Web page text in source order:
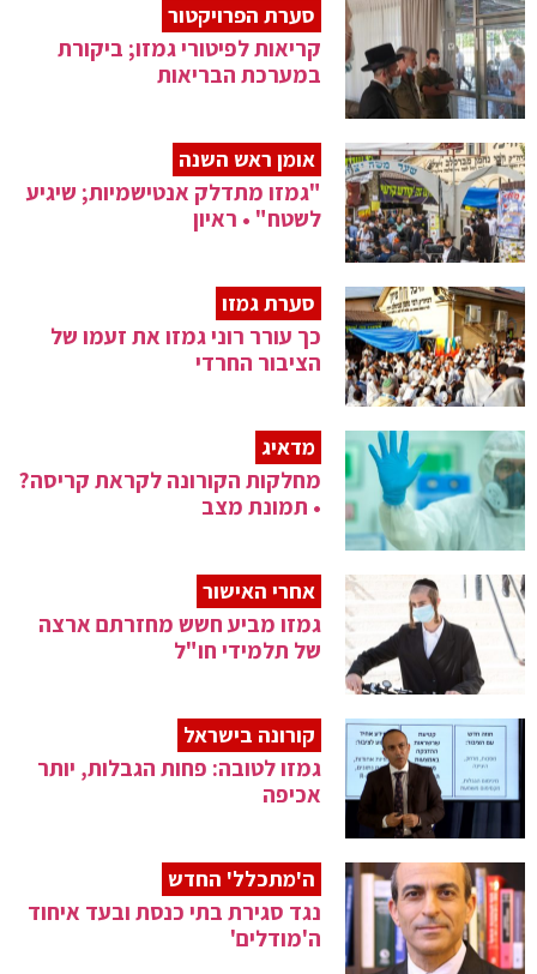
סערת הפרויקטור
קריאות לפיטורי גמזו; ביקורת
במערכת הבריאות
אומן ראש השנה
"גמזו מתדלק אנטישמיות; שיגיע
לשטח" • ראיון
סערת גמזו
כך עורר רוני גמזו את זעמו של
הציבור החרדי
מדאיג
מחלקות הקורונה לקראת קריסה?
• תמונת מצב
אחרי האישור
גמזו מביע חשש מחזרתם ארצה
של תלמידי חו"ל
קורונה בישראל
גמזו לטובה: פחות הגבלות, יותר
אכיפה
ה'מתכלל' החדש
נגד סגירת בתי כנסת ובעד איחוד
ה'מודלים'